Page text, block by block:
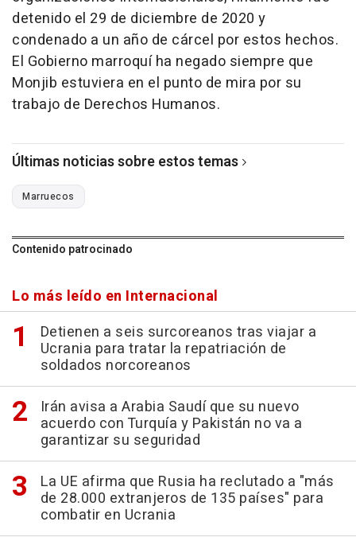
detenido el 29 de diciembre de 2020 y
condenado a un año de cárcel por estos hechos.
El Gobierno marroquí ha negado siempre que
Monjib estuviera en el punto de mira por su
trabajo de Derechos Humanos.
Últimas noticias sobre estos temas
Marruecos
Contenido patrocinado
Lo más leído en Internacional
Detienen a seis surcoreanos tras viajar a
Ucrania para tratar la repatriación de
soldados norcoreanos
Irán avisa a Arabia Saudí que su nuevo
acuerdo con Turquía y Pakistán no va a
garantizar su seguridad
La UE afirma que Rusia ha reclutado a "más
de 28.000 extranjeros de 135 países" para
combatir en Ucrania